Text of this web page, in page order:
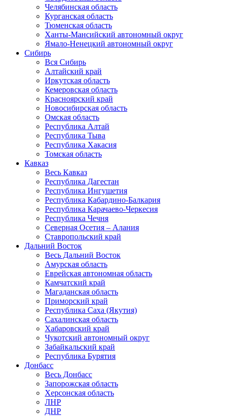
Челябинская область
Курганская область
Тюменская область
Ханты-Мансийский автономный округ
Ямало-Ненецкий автономный округ
Сибирь
Вся Сибирь
Алтайский край
Иркутская область
Кемеровская область
Красноярский край
Новосибирская область
Омская область
Республика Алтай
Республика Тыва
Республика Хакасия
Томская область
Кавказ
Весь Кавказ
Республика Дагестан
Республика Ингушетия
Республика Кабардино-Балкария
Республика Карачаево-Черкесия
Республика Чечня
Северная Осетия – Алания
Ставропольский край
Дальний Восток
Весь Дальний Восток
Амурская область
Еврейская автономная область
Камчатский край
Магаданская область
Приморский край
Республика Саха (Якутия)
Сахалинская область
Хабаровский край
Чукотский автономный округ
Забайкальский край
Республика Бурятия
Донбасс
Весь Донбасс
Запорожская область
Херсонская область
ЛНР
ДНР